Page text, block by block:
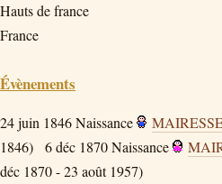
Hauts de france
France
Évènements
24 juin 1846Naissance
1846)
6 déc 1870Naissance
déc 1870 - 23 août 1957)